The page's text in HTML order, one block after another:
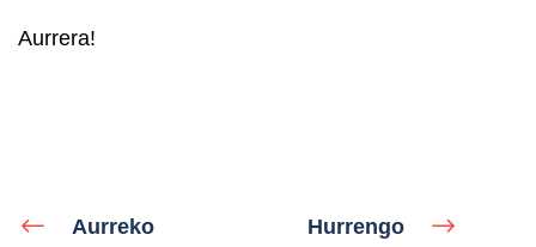
Aurrera!
Aurreko
Hurrengo